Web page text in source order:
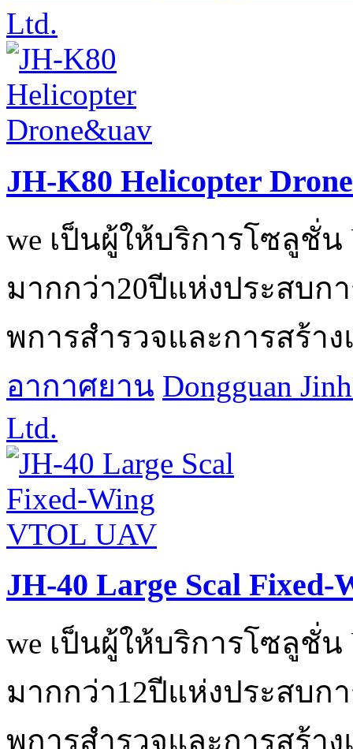
Ltd.
JH-K80 Helicopter
we เป็นผู้ให้บริการโซลูชั่
มากกว่า20ปีแห่งประสบ
พการสำรวจและการสร้า
อากาศยาน Dongguan
Ltd.
JH-40 Large Scal
we เป็นผู้ให้บริการโซลูชั่
มากกว่า12ปีแห่งประสบ
พการสำรวจและการสร้า